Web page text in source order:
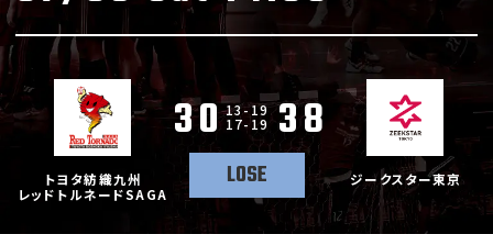
トヨタ紡織九州
レッドトルネードSAGA
30
ジークスター東京
38
LOSE
13-19
17-19